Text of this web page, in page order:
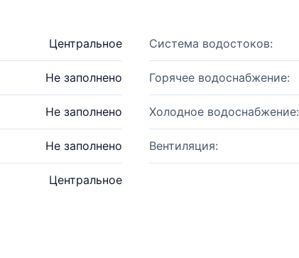
Центральное Система водостоков:
Не заполнено Горячее водоснабжение:
Не заполнено Холодное водоснабжение:
Не заполнено Вентиляция:
Центральное